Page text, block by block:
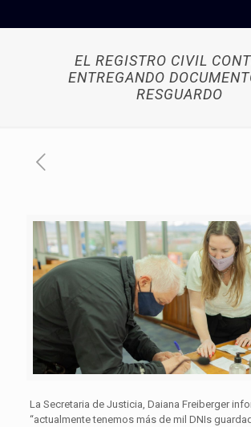
EL REGISTRO CIVIL
ENTREGANDO
RESGUARDO
La Secretaria de Justicia, Daiana Freiberger
“actualmente tenemos más de mil DNIs